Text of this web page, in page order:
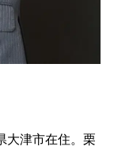
大津市在住。栗